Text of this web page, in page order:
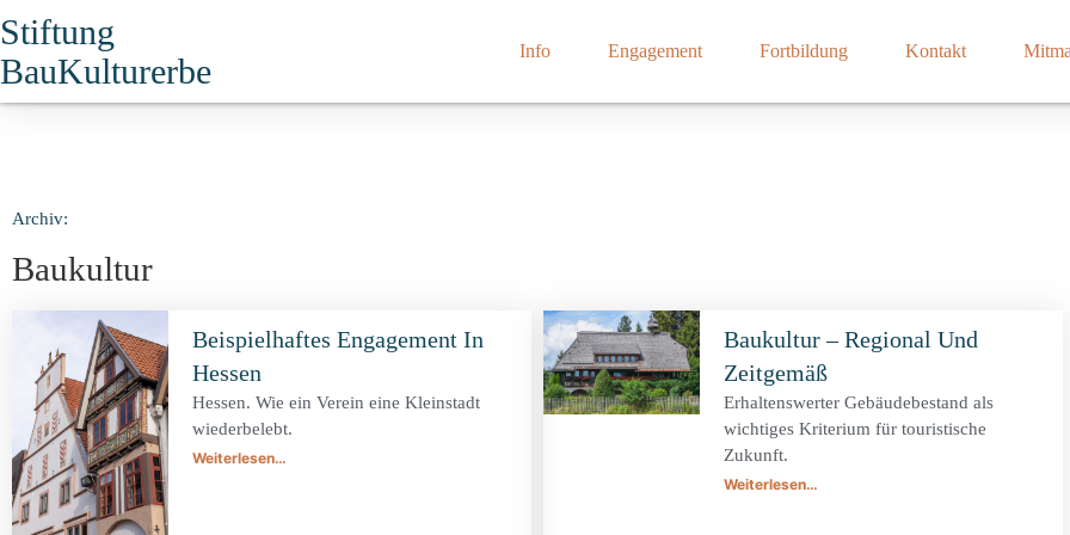
Stiftung
BauKulturerbe
Info Engagement Fortbildung Kontakt
Archiv:
Baukultur
Beispielhaftes Engagement In
Hessen
Hessen. Wie ein Verein eine Kleinstadt
wiederbelebt.
Weiterlesen…
Baukultur – Regional Und
Zeitgemäß
Erhaltenswerter Gebäudebestand als
wichtiges Kriterium für touristische
Zukunft.
Weiterlesen…